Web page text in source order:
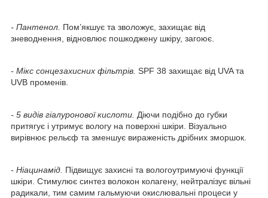
- Пантенол. Пом’якшує та зволожує, захищає від
зневоднення, відновлює пошкоджену шкіру, загоює.
- Мікс сонцезахисних фільтрів. SPF 38 захищає від UVA та
UVB променів.
- 5 видів гіалуронової кислоти. Діючи подібно до губки
притягує і утримує вологу на поверхні шкіри. Візуально
вирівнює рельєф та зменшує вираженість дрібних зморшок.
- Ніацинамід. Підвищує захисні та вологоутримуючі функції
шкіри. Стимулює синтез волокон колагену, нейтралізує вільні
радикали, тим самим гальмуючи окислювальні процеси у